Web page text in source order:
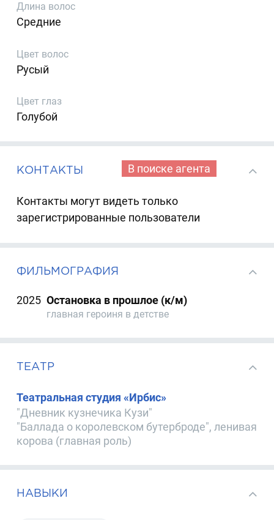
Длина волос
Средние
Цвет волос
Русый
Цвет глаз
Голубой
КОНТАКТЫ В поиске агента
Контакты могут видеть только
зарегистрированные пользователи
ФИЛЬМОГРАФИЯ
2025 Остановка в прошлое (к/м)
главная героиня в детстве
ТЕАТР
Театральная студия «Ирбис»
"Дневник кузнечика Кузи"
"Баллада о королевском бутерброде", ленивая
корова (главная роль)
НАВЫКИ